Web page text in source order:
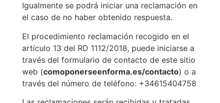
Igualmente se podrá iniciar una reclamación en
el caso de no haber obtenido respuesta.
El procedimiento reclamación recogido en el
artículo 13 del RD 1112/2018, puede iniciarse a
través del formulario de contacto de este sitio
web (comoponerseenforma.es/contacto) o a
través del número de teléfono: +34615404758